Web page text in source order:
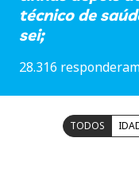
técnico de
sei;
28.316
TODOS